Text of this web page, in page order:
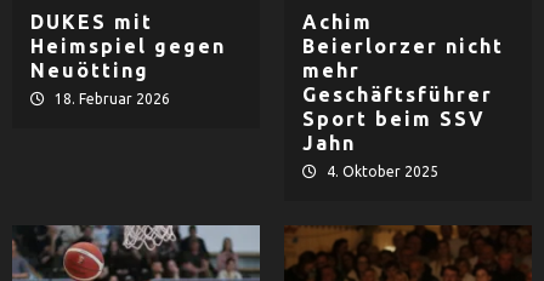
DUKES mit
Heimspiel gegen
Neuötting
18. Februar 2026
Achim
Beierlorzer nicht
mehr
Geschäftsführer
Sport beim SSV
Jahn
4. Oktober 2025